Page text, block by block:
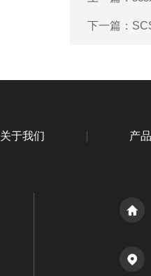
下一篇：
关于我们 产